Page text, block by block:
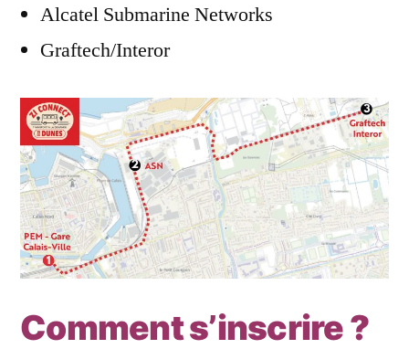
Alcatel Submarine Networks
Graftech/Interor
Comment s’inscrire ?